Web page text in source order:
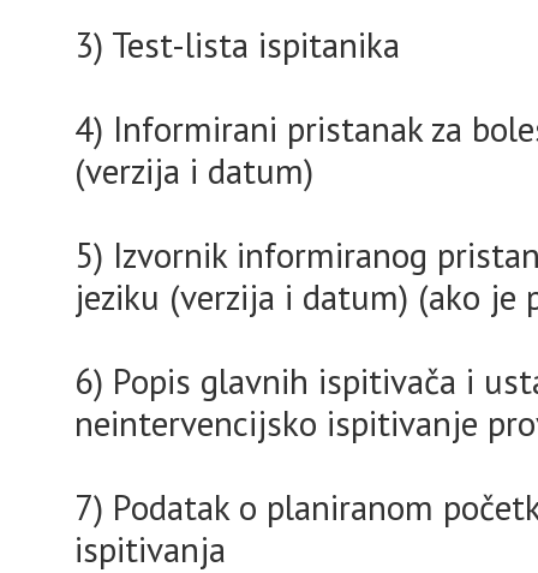
3) Test-lista ispitanika
4) Informirani pristanak za
(verzija i datum)
5) Izvornik informiranog
jeziku (verzija i datum) (ako je
6) Popis glavnih ispitivača i
neintervencijsko ispitivanje
7) Podatak o planiranom
ispitivanja